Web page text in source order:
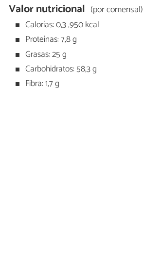
Valor nutricional (por comensal)
Calorías: 0,3 ,950 kcal
Proteínas: 7,8 g
Grasas: 25 g
Carbohidratos: 58,3 g
Fibra: 1,7 g